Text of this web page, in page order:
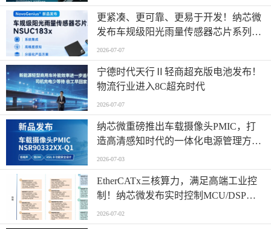
更紧凑、更可靠、更易于开发！纳芯微
发布车规级阳光雨量传感器芯片系列
NSUC183x
2026-07-07
宁德时代天行Ⅱ轻商超充版电池发布！
物流行业进入8C超充时代
2026-07-07
纳芯微重磅推出车载摄像头PMIC，打
造高清感知时代的一体化电源管理方
案！
2026-07-03
EtherCATx三核算力，满足高端工业控
制！纳芯微发布实时控制MCU/DSP
NS800RTA7系列
2026-07-02